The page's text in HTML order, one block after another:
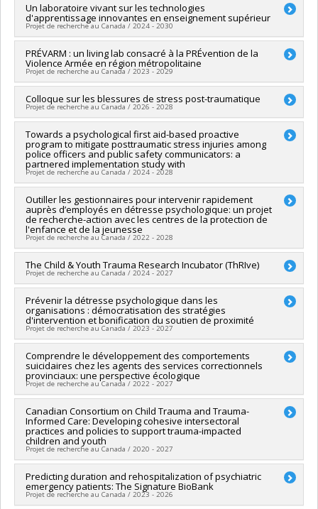
Lead researcher :Frederick Aardema
Co-researchers : Stéphane Guay,Steve Geoffrion,Robert-
Paul Juster
Funding sources:
IRSC/Instituts de recherche en santé du
Canada
Grant programs:PVXXXXXX-(PJT) Subvention Projet
Un laboratoire vivant sur les technologies
d'apprentissage innovantes en enseignement supérieur
Projet de recherche au Canada / 2024 - 2030
Funding sources:CRSH/Conseil de recherches en sciences
humaines du Canada
Grant programs:
PRÉVARM : un living lab consacré à la PRÉvention de la
Violence Armée en région métropolitaine
Projet de recherche au Canada / 2023 - 2029
Lead researcher :Denis Lafortune
Co-researchers : Stéphane Guay,
,Frédéric Ouellet,Rémi Boivin,Francis Fortin,Steve Geoffrion
,Dave Poitras,Kristel Tardif-Grenier,Yanick Charette
Mathilde Turcotte
Funding sources:FRQSC/Fonds de recherche du Québec -
Société et culture (FQRSC)
Grant programs:PVXXXXXX-(AC) Actions concertées -
générique
Colloque sur les blessures de stress post-traumatique
Projet de recherche au Canada / 2026 - 2028
Lead researcher : Steve Geoffrion
Co-researchers :Christine Lamarche
Funding sources:CRSH/Conseil de recherches en sciences
humaines du Canada
Grant programs:PV152160-Subvention Connexion
Towards a psychological first aid-based proactive
program to mitigate posttraumatic stress injuries among
police officers and public safety communicators: a
partnered implementation study with
Projet de recherche au Canada / 2024 - 2028
Lead researcher :Steve Geoffrion
Co-researchers :Christine Genest,Delphine Collin-Vézina
Rosemary Ricciardelli,R. Nicholas Carleton ,Sandra E. Moll
Geneviève St-Hilaire
Funding sources:CRSH/Conseil de recherches en sciences
humaines du Canada
Grant programs:PVX99097-Subvention de développement de
partenariat
Outiller les gestionnaires pour intervenir rapidement
auprès d’employés en détresse psychologique: un projet
de recherche-action avec les centres de la protection de
l'enfance et de la jeunesse
Projet de recherche au Canada / 2022 - 2028
Funding sources:FRQSC/Fonds de recherche du Québec -
Société et culture (FQRSC)
Grant programs:PVXXXXXX-(AC) Actions concertées -
générique
The Child & Youth Trauma Research Incubator (ThRIve)
Projet de recherche au Canada / 2024 - 2027
Lead researcher :Delphine Collin-Vézina
Co-researchers : Steve Geoffrion
Funding sources:FCI/Fondation canadienne pour l'innovation
Grant programs:PVXXXXXX-Fonds d'innovation
Prévenir la détresse psychologique dans les
organisations : démocratisation des stratégies
d'intervention et bonification du soutien de proximité
Projet de recherche au Canada / 2023 - 2027
Lead researcher :Steve Geoffrion
Funding sources:FRQS/Fonds de recherche du Québec -
Santé (FRSQ)
Grant programs:PVXXXXXX-Bourse de chercheur-boursier :
Junior 2
Comprendre le développement des comportements
suicidaires chez les agents des services correctionnels
provinciaux: une perspective écologique
Projet de recherche au Canada / 2022 - 2027
Lead researcher :Christine Genest
Co-researchers :Steve Geoffrion,Cécile Bardon,
Ricciardelli
Funding sources: CRSH/Conseil de recherches en sciences
humaines du Canada
Grant programs:PVXXXXXX-Subvention Savoir
Canadian Consortium on Child Trauma and Trauma-
Informed Care: Developing cohesive intersectoral
practices and policies to support trauma-impacted
children and youth
Projet de recherche au Canada / 2020 - 2027
Lead researcher : Delphine Collin-Vézina
Co-researchers :Denis Lafortune, Isabelle Daigneault
Isabelle Ouellet-Morin
Predicting duration and rehospitalization of psychiatric
emergency patients: The Signature BioBank
Projet de recherche au Canada / 2023 - 2026